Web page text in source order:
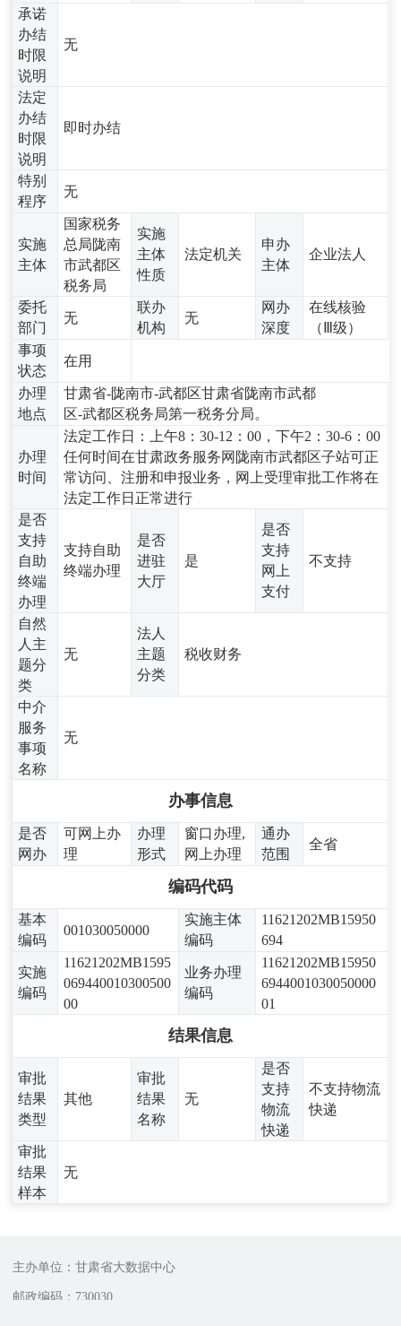
承诺
办结
时限
说明
无
法定
办结
时限
说明
即时办结
特别
程序
无
实施
主体
国家税务
总局陇南
市武都区
税务局
实施
主体
性质
法定机关
申办
主体
企业法人
委托
部门
无
联办
机构
无
网办
深度
在线核验
（Ⅲ级）
事项
状态
在用
办理
地点
甘肃省-陇南市-武都区甘肃省陇南市武都
区-武都区税务局第一税务分局。
办理
时间
法定工作日：上午8：30-12：00，下午2：30-6：00
任何时间在甘肃政务服务网陇南市武都区子站可正
常访问、注册和申报业务，网上受理审批工作将在
法定工作日正常进行
是否
支持
自助
终端
办理
支持自助
终端办理
是否
进驻
大厅
是
是否
支持
网上
支付
不支持
自然
人主
题分
类
无
法人
主题
分类
税收财务
中介
服务
事项
名称
无
办事信息
是否
网办
可网上办
理
办理
形式
窗口办理,
网上办理
通办
范围
全省
编码代码
基本
编码
001030050000
实施主体
编码
11621202MB15950
694
实施
编码
11621202MB1595
069440010300500
00
业务办理
编码
11621202MB15950
6944001030050000
01
结果信息
审批
结果
类型
其他
审批
结果
名称
无
是否
支持
物流
快递
不支持物流
快递
审批
结果
样本
无
主办单位：甘肃省大数据中心
邮政编码：730030